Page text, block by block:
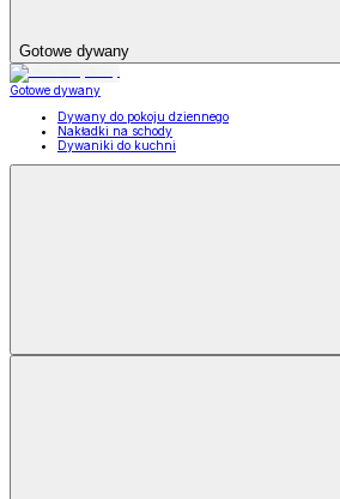
Gotowe dywany
Gotowe dywany
Dywany do pokoju dziennego
Nakładki na schody
Dywaniki do kuchni